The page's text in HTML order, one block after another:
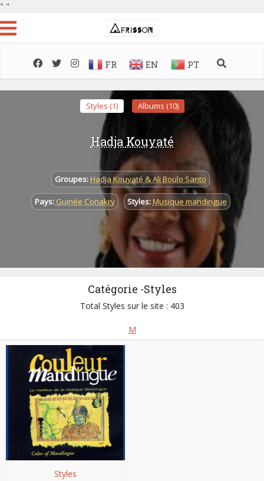
" "
FR EN PT
Styles (1) Albums (10)
Hadja Kouyaté
Groupes: Hadja Kouyaté & Ali Boulo Santo
Pays: Guinée Conakry Styles: Musique mandingue
Catégorie -Styles
Total Styles sur le site : 403
M
Styles